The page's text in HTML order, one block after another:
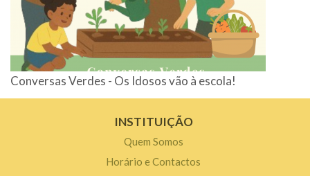
Conversas Verdes - Os Idosos vão à escola!
INSTITUIÇÃO
Quem Somos
Horário e Contactos